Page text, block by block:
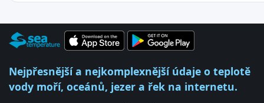
Nejpřesnější a nejkomplexnější údaje o teplotě
vody moří, oceánů, jezer a řek na internetu.